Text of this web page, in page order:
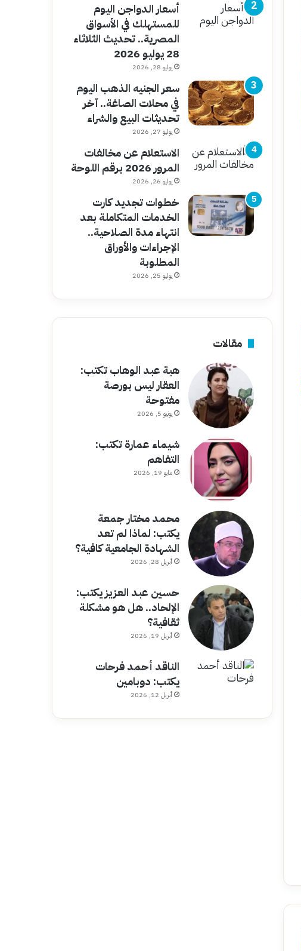
أسعار الدواجن اليوم
للمستهلك في الأسواق
المصرية.. تحديث الثلاثاء
28 يوليو 2026
يوليو 28, 2026
سعر الجنيه الذهب اليوم
في محلات الصاغة.. آخر
تحديثات البيع والشراء
يوليو 27, 2026
الاستعلام عن مخالفات
المرور 2026 برقم اللوحة
يوليو 26, 2026
خطوات تجديد كارت
الخدمات المتكاملة بعد
انتهاء مدة الصلاحية..
الإجراءات والأوراق
المطلوبة
يوليو 25, 2026
مقالات
هبة عبد الوهاب تكتب:
العقار ليس بورصة
مفتوحة
يونيو 5, 2026
شيماء عمارة تكتب:
التفاهم
مايو 19, 2026
محمد مختار جمعة
يكتب: لماذا لم تعد
الشهادة الجامعية كافية؟
أبريل 28, 2026
حسين عبد العزيز يكتب:
الإلحاد.. هل هو مشكلة
ثقافية؟
أبريل 19, 2026
الناقد أحمد فرحات
يكتب: دوبامين
أبريل 12, 2026